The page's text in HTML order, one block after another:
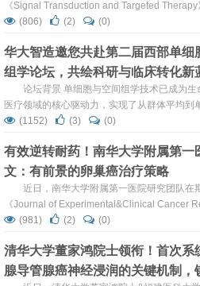
《Signal Transduction and Targeted Therapy
81.2）发表了一项突破性研究成果：研究首次
化合物CP-24，能够通过抑制一种名为
白质修饰过程，实现对胶质母细胞瘤（GBM）
——既直接杀伤肿瘤...
(806) (2) (0)
华大智造邀您共赴第二届西部单细
组学论坛，共绘科研与临床转化新
论坛背景 单细胞与空间组学技术已成为生
医疗领域的核心驱动力，实现了从群体平均到
的研究跨越，凭借空间定位能力深度解析细胞
康、药物筛选与疫苗研制等方向应用广泛，是
前沿与研究热点。伴随高通量多模态检测、亚
AI与大模型融合等技术快速突破，行业进入高
床转化...
(1152) (3) (0)
有效逆转耐药！南华大学附属第一
文：有前景的卵巢癌治疗策略
近日，南华大学附属第一医院研究团队在
《Journal of Experimental&Clinical Cancer
发表了题为“Ferrodoxin 1 (FDX1) drives
ULK1/ATG13-mediated autopha...
(981) (2) (0)
清华大学董家鸿院士领衔！首次系
腺导管腺癌神经浸润的关键机制，